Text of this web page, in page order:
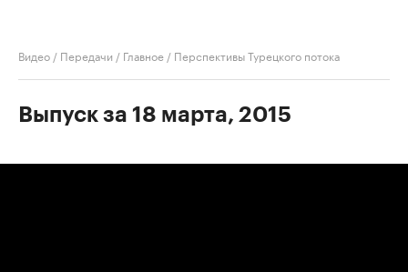
Видео / Передачи / Главное / Перспективы Турецкого потока
Выпуск за 18 марта, 2015